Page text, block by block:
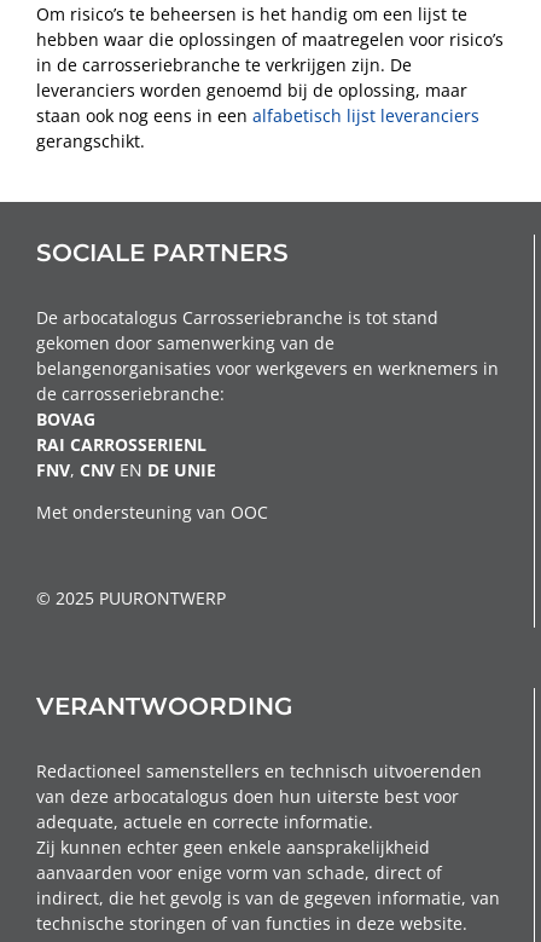
Om risico’s te beheersen is het handig om een lijst te
hebben waar die oplossingen of maatregelen voor risico’s
in de carrosseriebranche te verkrijgen zijn. De
leveranciers worden genoemd bij de oplossing, maar
staan ook nog eens in een alfabetisch lijst leveranciers
gerangschikt.
SOCIALE PARTNERS
De arbocatalogus Carrosseriebranche is tot stand
gekomen door samenwerking van de
belangenorganisaties voor werkgevers en werknemers in
de carrosseriebranche:
BOVAG
RAI CARROSSERIENL
FNV, CNV EN DE UNIE
Met ondersteuning van OOC
© 2025 PUURONTWERP
VERANTWOORDING
Redactioneel samenstellers en technisch uitvoerenden
van deze arbocatalogus doen hun uiterste best voor
adequate, actuele en correcte informatie.
Zij kunnen echter geen enkele aansprakelijkheid
aanvaarden voor enige vorm van schade, direct of
indirect, die het gevolg is van de gegeven informatie, van
technische storingen of van functies in deze website.